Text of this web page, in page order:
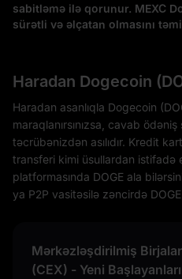
sabitləmə ilə qorunur. MEXC
sürətli və əlçatan olmasını
Haradan Dogecoin
Haradan asanlıqla Dogecoin
maraqlanırsınızsa, cavab
təcrübənizdən asılıdır. Kredit
transferi kimi üsullardan istifadə
platformasında DOGE ala
ya P2P vasitəsilə zəncirdə
Mərkəzləşdirilmiş Birjalar
(CEX) - Yeni